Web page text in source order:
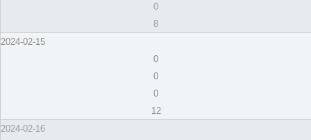
0
8
2024-02-15
0
0
0
12
2024-02-16